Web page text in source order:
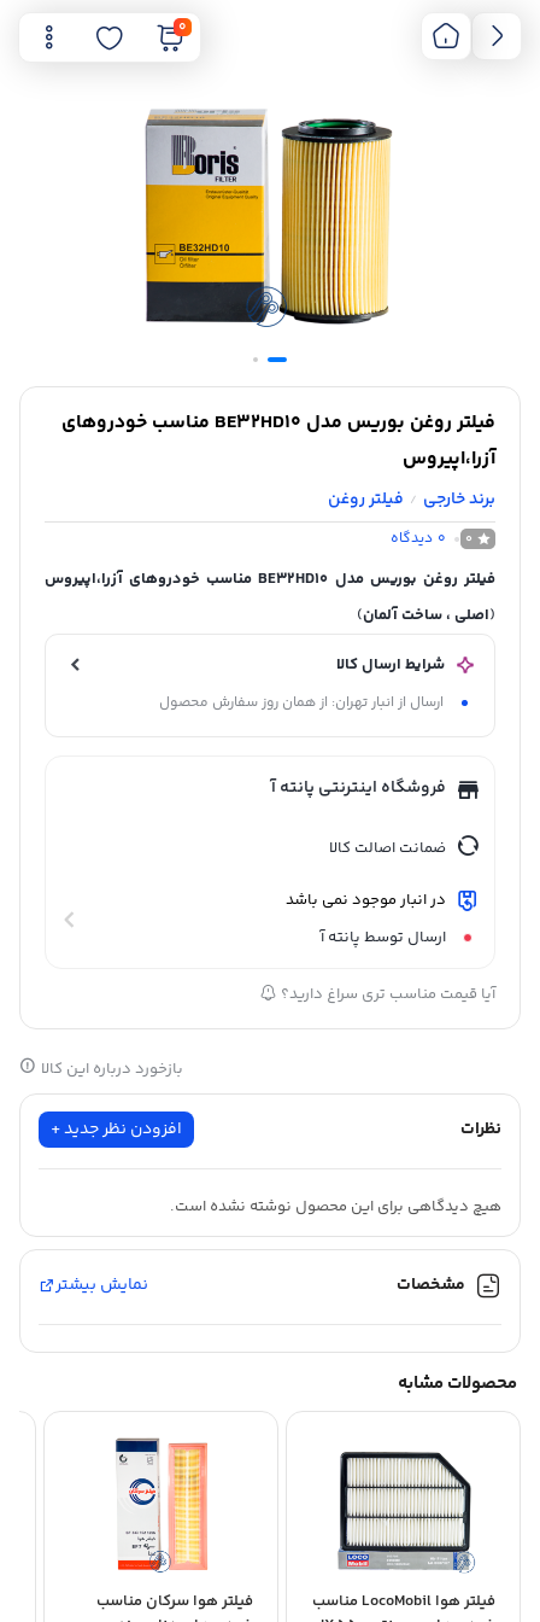
0
فیلتر روغن بوریس مدل BE32HD10 مناسب خودروهای
آزرا،اپیروس
برند خارجی / فیلتر روغن
0
0 دیدگاه
فیلتر روغن بوریس مدل BE32HD10 مناسب خودروهای آزرا،اپیروس
(اصلی ، ساخت آلمان)
شرایط ارسال کالا
ارسال از انبار تهران: از همان روز سفارش محصول
فروشگاه اینترنتی پانته آ
ضمانت اصالت کالا
در انبار موجود نمی باشد
ارسال توسط پانته آ
آیا قیمت مناسب تری سراغ دارید؟
بازخورد درباره این کالا
نظرات افزودن نظر جدید +
هیچ دیدگاهی برای این محصول نوشته نشده است.
مشخصات نمایش بیشتر
محصولات مشابه
فیلتر هوا LocoMobil مناسب
فیلتر هوا سرکان مناسب